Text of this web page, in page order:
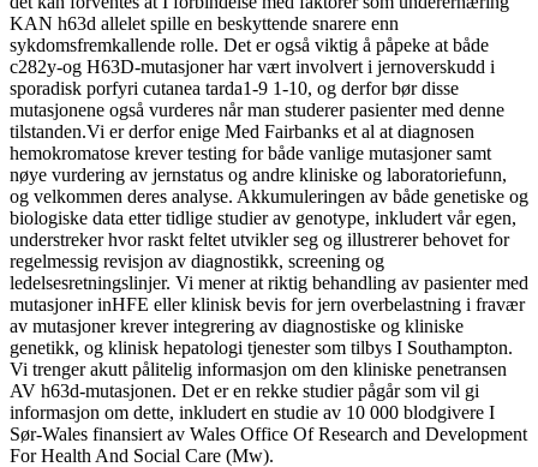
KAN h63d allelet spille en beskyttende snarere enn
sykdomsfremkallende rolle. Det er også viktig å påpeke at både
c282y-og H63D-mutasjoner har vært involvert i jernoverskudd i
sporadisk porfyri cutanea tarda1-9 1-10, og derfor bør disse
mutasjonene også vurderes når man studerer pasienter med denne
tilstanden.Vi er derfor enige Med Fairbanks et al at diagnosen
hemokromatose krever testing for både vanlige mutasjoner samt
nøye vurdering av jernstatus og andre kliniske og laboratoriefunn,
og velkommen deres analyse. Akkumuleringen av både genetiske og
biologiske data etter tidlige studier av genotype, inkludert vår egen,
understreker hvor raskt feltet utvikler seg og illustrerer behovet for
regelmessig revisjon av diagnostikk, screening og
ledelsesretningslinjer. Vi mener at riktig behandling av pasienter med
mutasjoner inHFE eller klinisk bevis for jern overbelastning i fravær
av mutasjoner krever integrering av diagnostiske og kliniske
genetikk, og klinisk hepatologi tjenester som tilbys I Southampton.
Vi trenger akutt pålitelig informasjon om den kliniske penetransen
AV h63d-mutasjonen. Det er en rekke studier pågår som vil gi
informasjon om dette, inkludert en studie av 10 000 blodgivere I
Sør-Wales finansiert av Wales Office Of Research and Development
For Health And Social Care (Mw).